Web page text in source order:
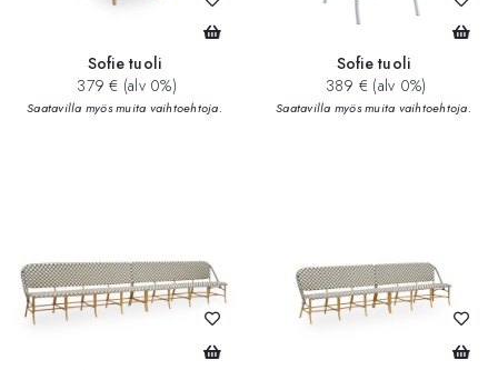
Sofie tuoli
379 € (alv 0%)
Saatavilla myös muita vaihtoehtoja.
Sofie tuoli
389 € (alv 0%)
Saatavilla myös muita vaihtoehtoja.